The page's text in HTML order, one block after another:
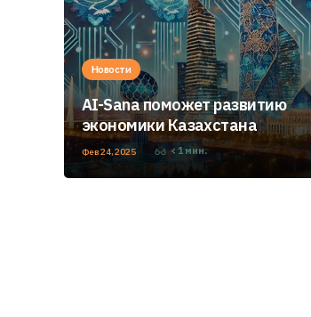
Новости
AI-Sana поможет развитию
экономики Казахстана
Фев 24, 2025 < 1 мин.